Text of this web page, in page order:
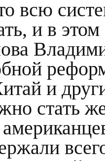
всю
и в
и
стать